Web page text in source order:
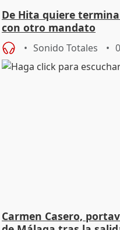
De Hita quiere
con otro mandato
Sonido Totales
Carmen Casero,